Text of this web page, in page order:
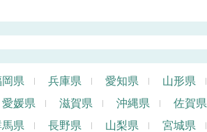
県 兵庫県 愛知県
山形県
愛媛県 滋賀県 沖縄県
佐賀県
県 長野県 山梨県
宮城県